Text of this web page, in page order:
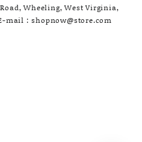
Wheeling, West Virginia,
mail : shopnow@store.com